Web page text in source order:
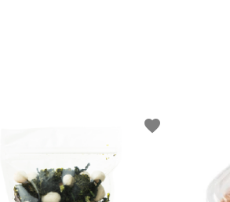
favorite